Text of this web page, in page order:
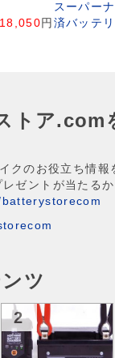
18,050 円
スーパー
済バッテ
トア.com
クのお役立ち情報
ゼントが当たるか
ツ
2